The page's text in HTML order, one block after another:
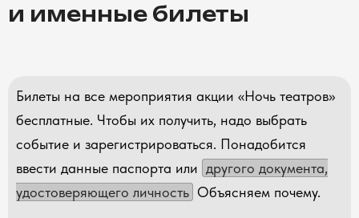
и именные билеты
Билеты на все мероприятия акции «Ночь театров»
бесплатные. Чтобы их получить, надо выбрать
событие и зарегистрироваться. Понадобится
ввести данные паспорта или другого документа,
удостоверяющего личность Объясняем почему.